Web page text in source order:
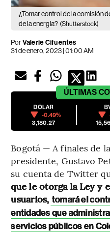
¿Tomar control de la comisión
de la energía? (Shutterstock)
PorValerie Cifuentes
31 de enero, 2023 | 01:00 AM
ÚLTIMAS
DÓLAR
-0.49%
3,180.27
Bogotá — A finales de
presidente, Gustavo
su cuenta de Twitter
que le otorga la Ley y
usuarios, tomará el
entidades que
servicios públicos en